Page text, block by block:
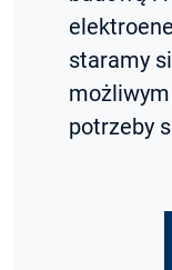
staramy
potrzeby